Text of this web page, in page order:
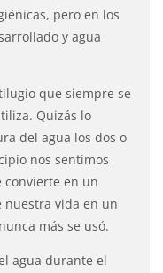
pero en los
y agua
que siempre se
Quizás lo
del agua los dos o
nos sentimos
convierte en un
nuestra vida en un
más se usó.
agua durante el